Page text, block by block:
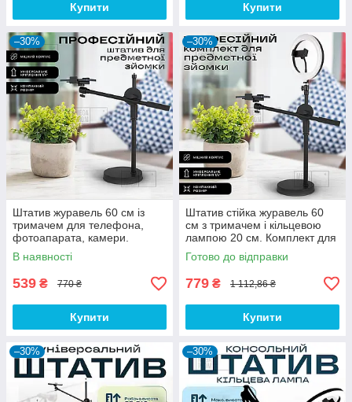
Купити Купити
–30%
Штатив журавель 60 см із
тримачем для телефона,
фотоапарата, камери.
Штатив для предметного
знімання
В наявності
539 ₴ 770 ₴
Купити
–30%
Штатив стійка журавель 60
см з тримачем і кільцевою
лампою 20 см. Комплект для
предметної зйомки
Готово до відправки
779 ₴ 1 112,86 ₴
Купити
–30% –30%